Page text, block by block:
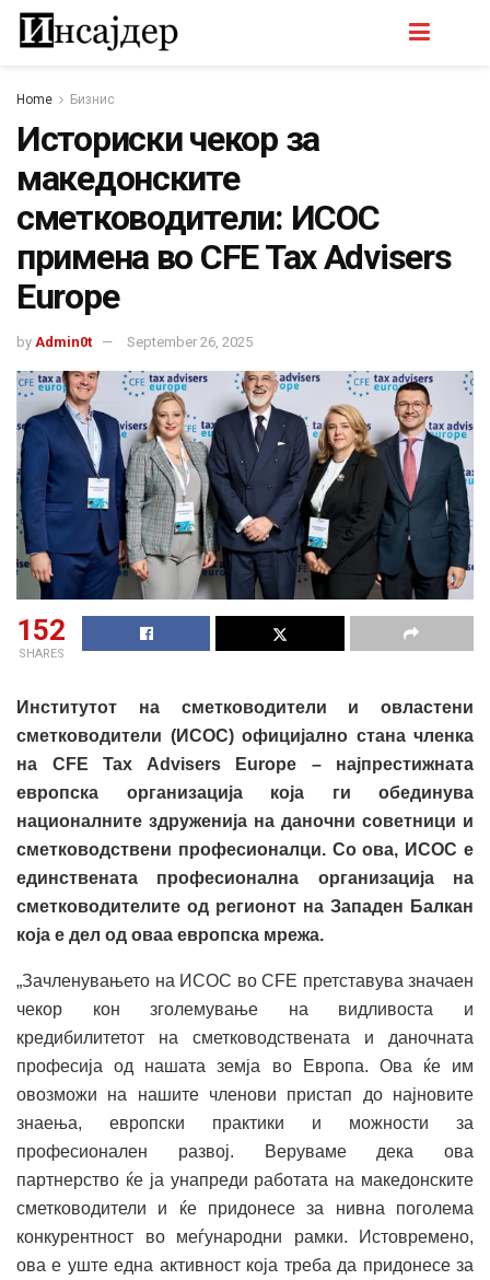
Home Бизнис
Историски чекор за
македонските
сметководители: ИСОС
примена во CFE Tax Advisers
Europe
by Admin0t September 26, 2025
152
SHARES
Институтот на сметководители и овластени
сметководители (ИСОС) официјално стана членка
на CFE Tax Advisers Europe – најпрестижната
европска организација која ги обединува
националните здруженија на даночни советници и
сметководствени професионалци. Со ова, ИСОС е
единствената професионална организација на
сметководителите од регионот на Западен Балкан
која е дел од оваа европска мрежа.
„Зачленувањето на ИСОС во CFE претставува значаен
чекор кон зголемување на видливоста и
кредибилитетот на сметководствената и даночната
професија од нашата земја во Европа. Ова ќе им
овозможи на нашите членови пристап до најновите
знаења, европски практики и можности за
професионален развој. Веруваме дека ова
партнерство ќе ја унапреди работата на македонските
сметководители и ќе придонесе за нивна поголема
конкурентност во меѓународни рамки. Истовремено,
ова е уште една активност која треба да придонесе за